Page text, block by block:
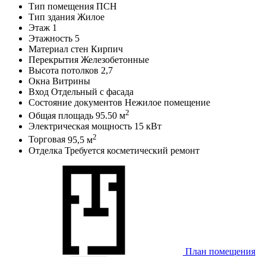
Тип помещения ПСН
Тип здания Жилое
Этаж 1
Этажность 5
Материал стен Кирпич
Перекрытия Железобетонные
Высота потолков 2,7
Окна Витрины
Вход Отдельный с фасада
Состояние документов Нежилое помещение
Общая площадь 95.50 м2
Электрическая мощность 15 кВт
Торговая 95,5 м2
Отделка Требуется косметический ремонт
План помещения